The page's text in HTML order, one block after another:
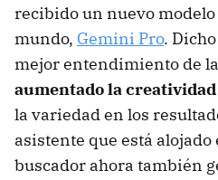
recibido un nuevo
mundo, Gemini Pro.
mejor entendimiento de
aumentado la
la variedad en los
asistente que está
buscador ahora también